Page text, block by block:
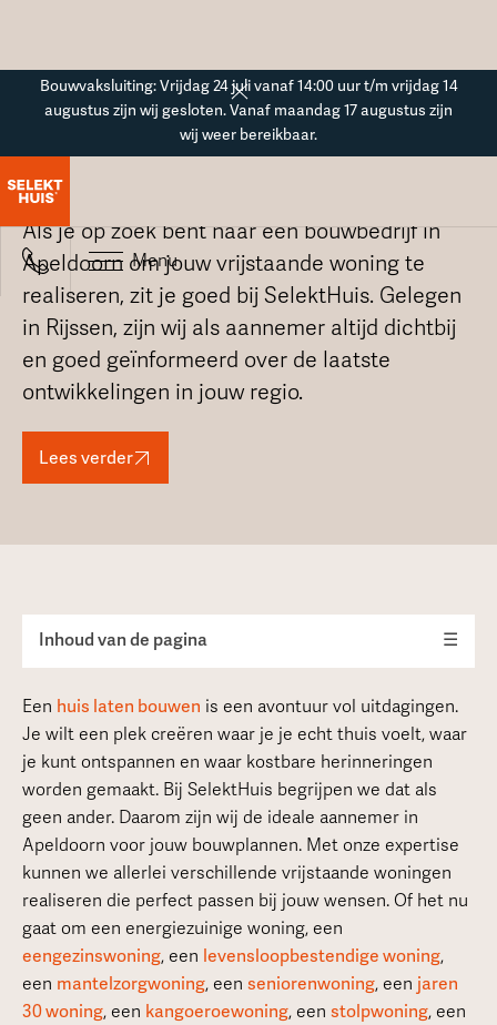
Bouwvaksluiting: Vrijdag 24 juli vanaf 14:00 uur t/m vrijdag 14
augustus zijn wij gesloten. Vanaf maandag 17 augustus zijn
wij weer bereikbaar.
Menu
Bouwbedrijf in Apeldoorn
Als je op zoek bent naar een bouwbedrijf in
Apeldoorn om jouw vrijstaande woning te
realiseren, zit je goed bij SelektHuis. Gelegen
in Rijssen, zijn wij als aannemer altijd dichtbij
en goed geïnformeerd over de laatste
ontwikkelingen in jouw regio.
Lees verder
Inhoud van de pagina ☰
Een huis laten bouwen is een avontuur vol uitdagingen.
Je wilt een plek creëren waar je je echt thuis voelt, waar
je kunt ontspannen en waar kostbare herinneringen
worden gemaakt. Bij SelektHuis begrijpen we dat als
geen ander. Daarom zijn wij de ideale aannemer in
Apeldoorn voor jouw bouwplannen. Met onze expertise
kunnen we allerlei verschillende vrijstaande woningen
realiseren die perfect passen bij jouw wensen. Of het nu
gaat om een energiezuinige woning, een
eengezinswoning, een levensloopbestendige woning,
een mantelzorgwoning, een seniorenwoning, een jaren
30 woning, een kangoeroewoning, een stolpwoning, een